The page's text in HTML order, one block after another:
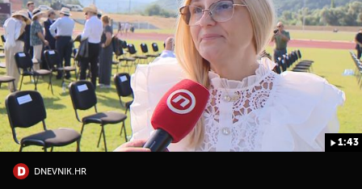
1:43
DNEVNIK.HR